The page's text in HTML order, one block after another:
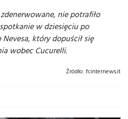
nie potrafiło
w dziesięciu po
który dopuścił się
wobec Cucurelli.
Źródło: fcinternews.it